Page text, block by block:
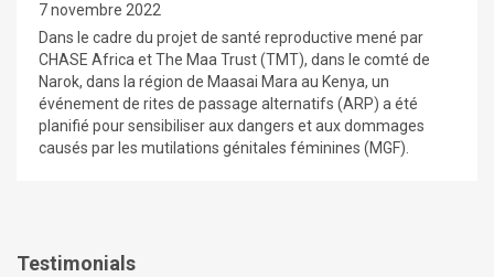
7 novembre 2022
Dans le cadre du projet de santé reproductive mené par
CHASE Africa et The Maa Trust (TMT), dans le comté de
Narok, dans la région de Maasai Mara au Kenya, un
événement de rites de passage alternatifs (ARP) a été
planifié pour sensibiliser aux dangers et aux dommages
causés par les mutilations génitales féminines (MGF).
Testimonials